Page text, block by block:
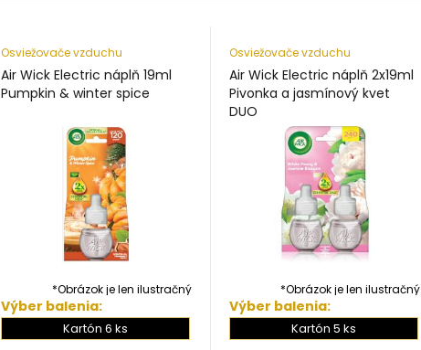
Osviežovače vzduchu
Air Wick Electric náplň 19ml
Pumpkin & winter spice
*Obrázok je len ilustračný
Výber balenia:
Kartón 6 ks
Osviežovače vzduchu
Air Wick Electric náplň 2x19ml
Pivonka a jasmínový kvet
DUO
*Obrázok je len ilustračný
Výber balenia:
Kartón 5 ks